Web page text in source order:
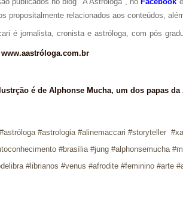
propositalmente relacionados aos conteúdos,
é jornalista, cronista e astróloga, com pós
www.aastróloga.com.br
é de Alphonse Mucha, um dos papas da
#astrologia #alinemaccari #storyteller
#brasília #jung #alphonsemucha
#librianos #venus #afrodite #feminino #arte